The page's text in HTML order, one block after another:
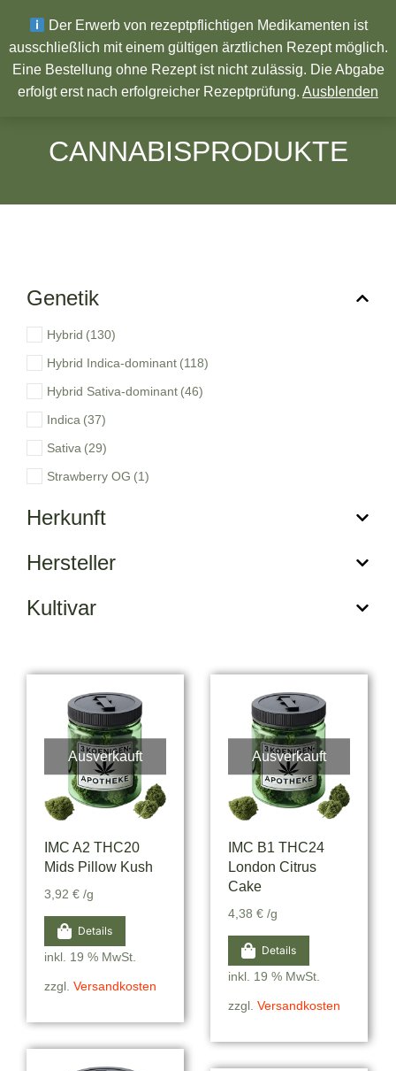
Wir wünschen ein Frohes neues Jahr!
CANNABISPRODUKTE
Genetik
Hybrid (130)
Hybrid Indica-dominant (118)
Hybrid Sativa-dominant (46)
Indica (37)
Sativa (29)
Strawberry OG (1)
Herkunft
Hersteller
Kultivar
Ausverkauft
IMC A2 THC20
Mids Pillow Kush
3,92 € /g
Details
inkl. 19 % MwSt.
zzgl. Versandkosten
Ausverkauft
IMC B1 THC24
London Citrus
Cake
4,38 € /g
Details
inkl. 19 % MwSt.
zzgl. Versandkosten
Der Erwerb von rezeptpflichtigen Medikamenten ist
ausschließlich mit einem gültigen ärztlichen Rezept möglich.
Eine Bestellung ohne Rezept ist nicht zulässig. Die Abgabe
erfolgt erst nach erfolgreicher Rezeptprüfung. Ausblenden